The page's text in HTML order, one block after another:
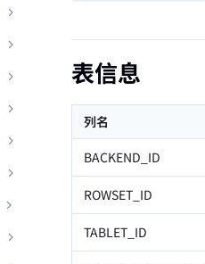
表信息
列名
BACKEND_ID
ROWSET_ID
TABLET_ID